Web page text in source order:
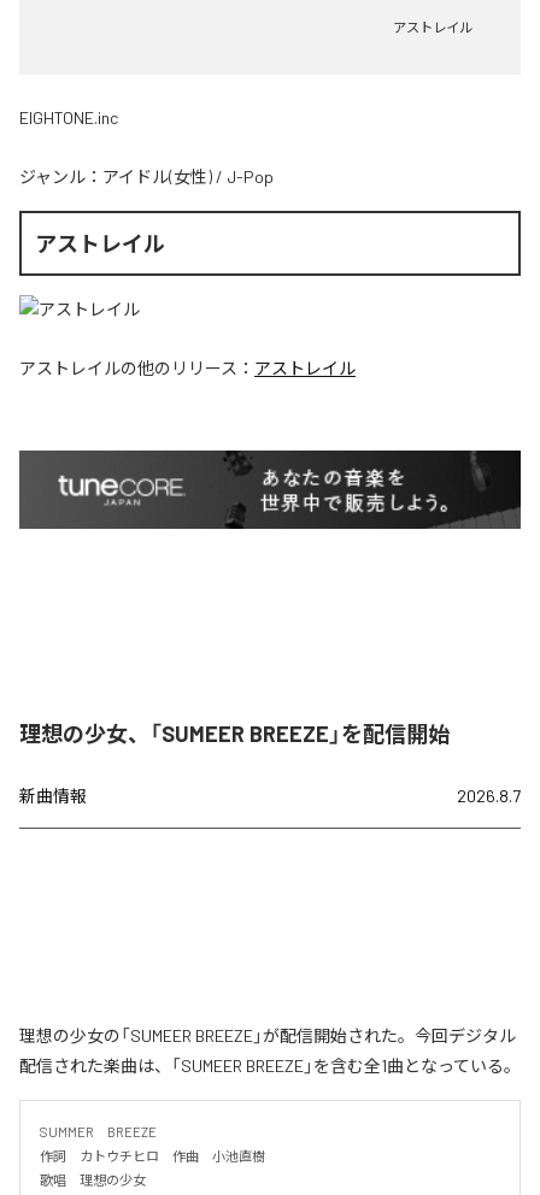
アストレイル
EIGHTONE.inc
ジャンル： アイドル(女性) / J-Pop
アストレイル
アストレイルの他のリリース： アストレイル
理想の少女、「SUMEER BREEZE」を配信開始
新曲情報 2026.8.7
理想の少女の「SUMEER BREEZE」が配信開始された。今回デジタル
配信された楽曲は、「SUMEER BREEZE」を含む全1曲となっている。
SUMMER　BREEZE
作詞　カトウチヒロ　作曲　小池直樹
歌唱　理想の少女